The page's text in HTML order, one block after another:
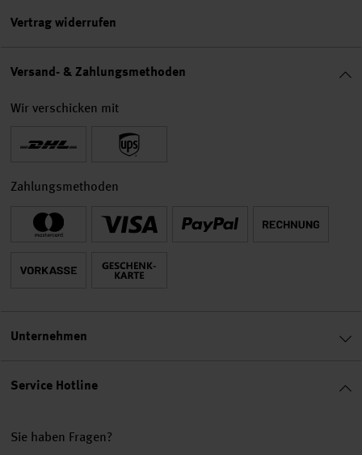
Service Hotline
Sie haben Fragen?
Vertrag widerrufen
Versand- & Zahlungsmethoden
Wir verschicken mit
Zahlungsmethoden
Unternehmen